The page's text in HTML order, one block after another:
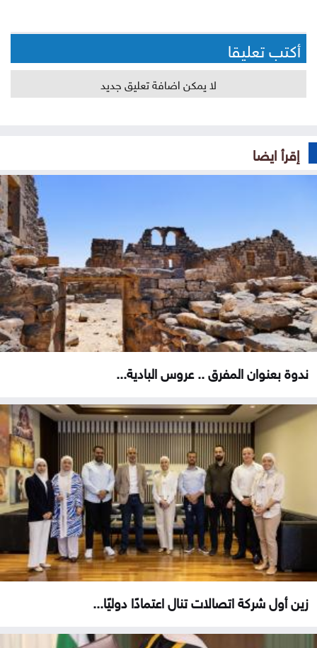
أكتب تعليقا
لا يمكن اضافة تعليق جديد
إقرأ ايضا
ندوة بعنوان المفرق .. عروس البادية...
زين أول شركة اتصالات تنال اعتمادًا دوليًا...